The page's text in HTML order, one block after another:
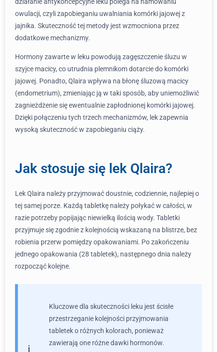
owulacji, czyli zapobieganiu uwalniania komórki jajowej z
jajnika. Skuteczność tej metody jest wzmocniona przez
dodatkowe mechanizmy.
Hormony zawarte w leku powodują zagęszczenie śluzu w
szyjce macicy, co utrudnia plemnikom dotarcie do komórki
jajowej. Ponadto, Qlaira wpływa na błonę śluzową macicy
(endometrium), zmieniając ją w taki sposób, aby uniemożliwić
zagnieżdżenie się ewentualnie zapłodnionej komórki jajowej.
Dzięki połączeniu tych trzech mechanizmów, lek zapewnia
wysoką skuteczność w zapobieganiu ciąży.
Jak stosuje się lek Qlaira?
Lek Qlaira należy przyjmować doustnie, codziennie, najlepiej o
tej samej porze. Każdą tabletkę należy połykać w całości, w
razie potrzeby popijając niewielką ilością wody. Tabletki
przyjmuje się zgodnie z kolejnością wskazaną na blistrze, bez
robienia przerw pomiędzy opakowaniami. Po zakończeniu
jednego opakowania (28 tabletek), następnego dnia należy
rozpocząć kolejne.
Kluczowe dla skuteczności leku jest ścisłe
przestrzeganie kolejności przyjmowania
tabletek o różnych kolorach, ponieważ
zawierają one różne dawki hormonów.